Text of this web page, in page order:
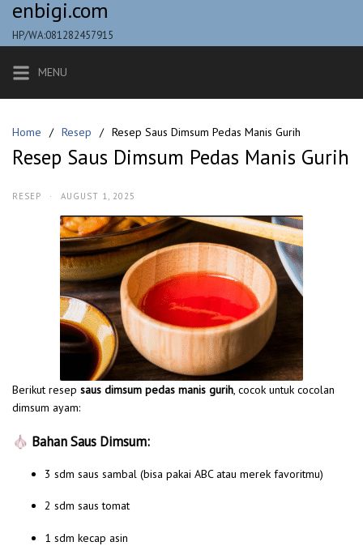
Skip
content
enbigi.com
HP/WA:081282457915
MENU
Home Resep Resep Saus Dimsum Pedas Manis Gurih
Resep Saus Dimsum Pedas Manis Gurih
RESEP · AUGUST 1, 2025
Berikut resep saus dimsum pedas manis gurih, cocok untuk cocolan
dimsum ayam:
🧄 Bahan Saus Dimsum:
3 sdm saus sambal (bisa pakai ABC atau merek favoritmu)
2 sdm saus tomat
1 sdm kecap asin